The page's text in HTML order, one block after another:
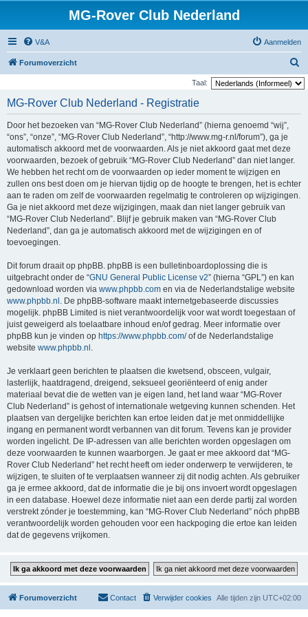
MG-Rover Club Nederland
V&A Aanmelden
Forumoverzicht
o
Taal:
MG-Rover Club Nederland - Registratie
Door het bezoeken van “MG-Rover Club Nederland” (hierna genoemd “wij”,
“ons”, “onze”, “MG-Rover Club Nederland”, “http://www.mg-r.nl/forum”), ga je
automatisch akkoord met de voorwaarden. Als je niet akkoord gaat met deze
voorwaarden, bezoek of gebruik “MG-Rover Club Nederland” dan niet langer.
We hebben het recht om de voorwaarden op ieder moment te wijzigen en
zullen ons best doen om je hiervan tijdig op de hoogte te brengen, het is echter
aan te raden om zelf de voorwaarden regelmatig te controleren op wijzigingen.
Ga je niet akkoord met deze wijzigingen, maak dan niet langer gebruik van
“MG-Rover Club Nederland”. Blijf je gebruik maken van “MG-Rover Club
Nederland”, dan ga je automatisch akkoord met de wijzigingen en of
toevoegingen.
Dit forum draait op phpBB. phpBB is een bulletinboardoplossing die is
uitgebracht onder de “GNU General Public License v2” (hierna “GPL”) en kan
gedownload worden via www.phpbb.com en via de Nederlandstalige website
www.phpbb.nl . De phpBB-software maakt internetgebaseerde discussies
mogelijk. phpBB Limited is niet verantwoordelijk voor wat wordt toegestaan of
juist geweigerd als toelaatbare inhoud en/of gedrag. Meer informatie over
phpBB kun je vinden op https://www.phpbb.com/of de Nederlandstalige
website www.phpbb.nl .
Je verklaart geen berichten te plaatsen die kwetsend, obsceen, vulgair,
lasterlijk, haatdragend, dreigend, seksueel georiënteerd of enig ander
materiaal bevat die de wetten van je eigen land, het land waar “MG-Rover
Club Nederland” is gehost of internationale wetgeving kunnen schenden. Het
plaatsen van dergelijke berichten kan ertoe leiden dat je met onmiddellijke
ingang en permanent wordt verbannen van dit forum. Tevens kan je provider
worden ingelicht. De IP-adressen van alle berichten worden opgeslagen om
deze voorwaarden te kunnen waarborgen. Je gaat er mee akkoord dat “MG-
Rover Club Nederland” het recht heeft om ieder onderwerp te verwijderen, te
wijzigen, te sluiten of te verplaatsen wanneer zij dit nodig achten. Als gebruiker
ga je ermee akkoord, dat de informatie die je bij ons invoert wordt opgeslagen
in een database. Hoewel deze informatie niet aan een derde partij zal worden
verstrekt zónder je toestemming, kan “MG-Rover Club Nederland” nóch phpBB
verantwoordelijk worden gehouden voor een hackpoging die ertoe kan leiden
dat de gegevens vrijkomen.
Forumoverzicht Alle tijden zijn UTC+02:00
Verwijder cookies
Contact